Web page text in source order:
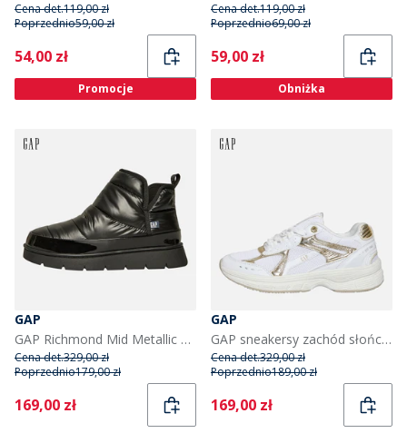
Cena det.119,00 zł
Poprzednio59,00 zł
Current
54,00 zł
Promocje
Cena det.119,00 zł
Poprzednio69,00 zł
Current
59,00 zł
Obniżka
GAP
GAP Richmond Mid Metallic kozaki śniegowce dla niej kolor czarny
Cena det.329,00 zł
Poprzednio179,00 zł
Current
169,00 zł
GAP
GAP sneakersy zachód słońca dla niej kolor White Gold
Cena det.329,00 zł
Poprzednio189,00 zł
Current
169,00 zł